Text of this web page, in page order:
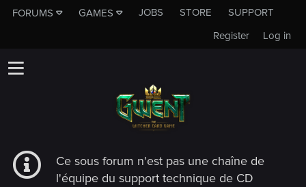
FORUMS GAMES JOBS STORE
SUPPORT
Log in
Register
Ce sous forum n'est pas une chaîne de
l'équipe du support technique de CD